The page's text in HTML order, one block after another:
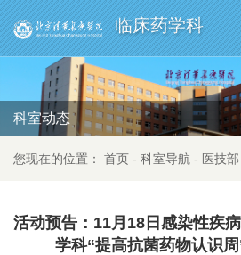
临床药学科
科室动态
您现在的位置： 首页 - 科室导航 - 医技部
活动预告：11月18日感染性疾
学科“提高抗菌药物认识